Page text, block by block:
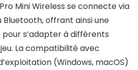
Mini Wireless se connecte via
Bluetooth, offrant ainsi une
s’adapter à différents
La compatibilité avec
(Windows, macOS)